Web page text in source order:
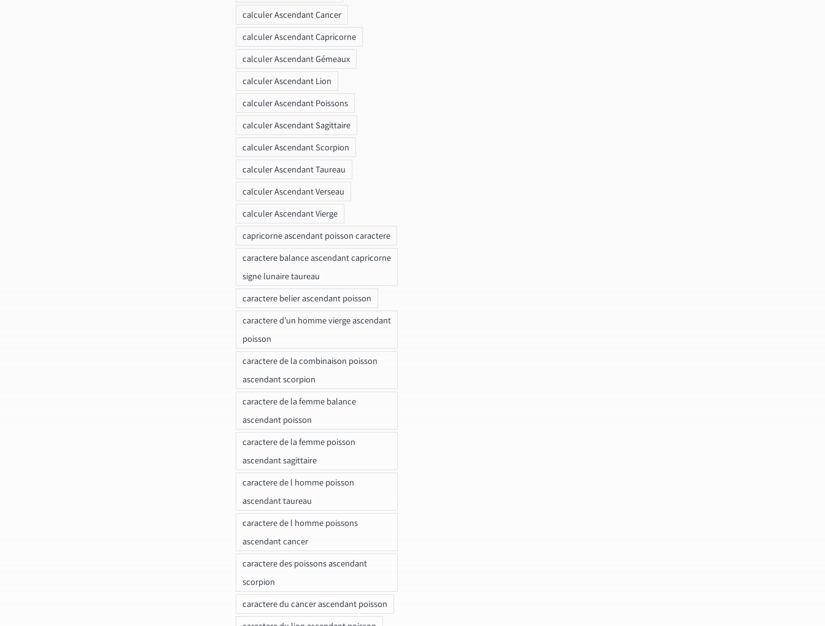
calculer Ascendant Cancer
calculer Ascendant Capricorne
calculer Ascendant Gémeaux
calculer Ascendant Lion
calculer Ascendant Poissons
calculer Ascendant Sagittaire
calculer Ascendant Scorpion
calculer Ascendant Taureau
calculer Ascendant Verseau
calculer Ascendant Vierge
capricorne ascendant poisson caractere
caractere balance ascendant capricorne
signe lunaire taureau
caractere belier ascendant poisson
caractere d'un homme vierge ascendant
poisson
caractere de la combinaison poisson
ascendant scorpion
caractere de la femme balance
ascendant poisson
caractere de la femme poisson
ascendant sagittaire
caractere de l homme poisson
ascendant taureau
caractere de l homme poissons
ascendant cancer
caractere des poissons ascendant
scorpion
caractere du cancer ascendant poisson